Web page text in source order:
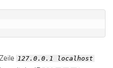
127.0.0.1 localhost